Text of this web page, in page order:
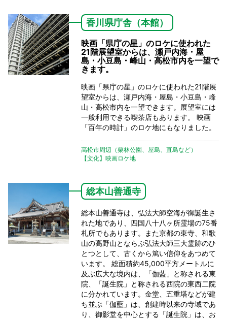
香川県庁舎（本館）
映画「県庁の星」のロケに使われた
21階展望室からは、瀬戸内海・屋
島・小豆島・峰山・高松市内を一望で
きます。
映画「県庁の星」のロケに使われた21階展
望室からは、瀬戸内海・屋島・小豆島・峰
山・高松市内を一望できます。展望室には
一般利用できる喫茶店もあります。 映画
「百年の時計」のロケ地にもなりました。
高松市周辺（栗林公園、屋島、直島など）
【文化】映画ロケ地
総本山善通寺
総本山善通寺は、弘法大師空海が御誕生さ
れた地であり、四国八十八ヶ所霊場の75番
札所でもあります。また京都の東寺、和歌
山の高野山とならぶ弘法大師三大霊跡のひ
とつとして、古くから篤い信仰をあつめて
います。 総面積約45,000平方メートルに
及ぶ広大な境内は、「伽藍」と称される東
院、「誕生院」と称される西院の東西二院
に分かれています。金堂、五重塔などが建
ち並ぶ「伽藍」は、創建時以来の寺域であ
り、御影堂を中心とする「誕生院」は、お